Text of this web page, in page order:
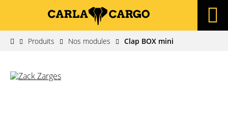
Produits Nos modules Clap BOX mini